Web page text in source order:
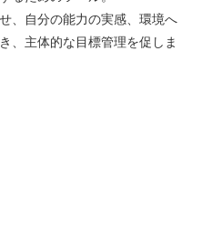
、自分の能力の実感、環境へ
、主体的な目標管理を促しま